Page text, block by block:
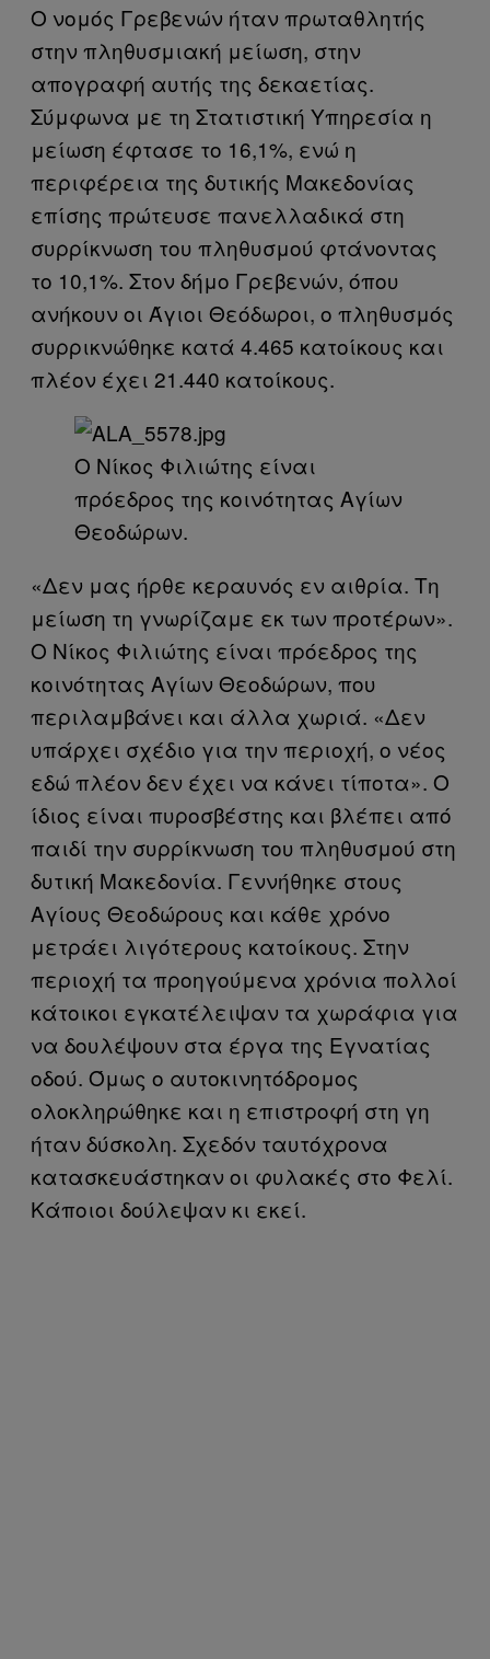
Ο νομός Γρεβενών ήταν πρωταθλητής
στην πληθυσμιακή μείωση, στην
απογραφή αυτής της δεκαετίας.
Σύμφωνα με τη Στατιστική Υπηρεσία η
μείωση έφτασε το 16,1%, ενώ η
περιφέρεια της δυτικής Μακεδονίας
επίσης πρώτευσε πανελλαδικά στη
συρρίκνωση του πληθυσμού φτάνοντας
το 10,1%. Στον δήμο Γρεβενών, όπου
ανήκουν οι Άγιοι Θεόδωροι, ο πληθυσμός
συρρικνώθηκε κατά 4.465 κατοίκους και
πλέον έχει 21.440 κατοίκους.
Ο Νίκος Φιλιώτης είναι
πρόεδρος της κοινότητας Αγίων
Θεοδώρων.
«Δεν μας ήρθε κεραυνός εν αιθρία. Τη
μείωση τη γνωρίζαμε εκ των προτέρων».
Ο Νίκος Φιλιώτης είναι πρόεδρος της
κοινότητας Αγίων Θεοδώρων, που
περιλαμβάνει και άλλα χωριά. «Δεν
υπάρχει σχέδιο για την περιοχή, ο νέος
εδώ πλέον δεν έχει να κάνει τίποτα». Ο
ίδιος είναι πυροσβέστης και βλέπει από
παιδί την συρρίκνωση του πληθυσμού στη
δυτική Μακεδονία. Γεννήθηκε στους
Αγίους Θεοδώρους και κάθε χρόνο
μετράει λιγότερους κατοίκους. Στην
περιοχή τα προηγούμενα χρόνια πολλοί
κάτοικοι εγκατέλειψαν τα χωράφια για
να δουλέψουν στα έργα της Εγνατίας
οδού. Όμως ο αυτοκινητόδρομος
ολοκληρώθηκε και η επιστροφή στη γη
ήταν δύσκολη. Σχεδόν ταυτόχρονα
κατασκευάστηκαν οι φυλακές στο Φελί.
Κάποιοι δούλεψαν κι εκεί.